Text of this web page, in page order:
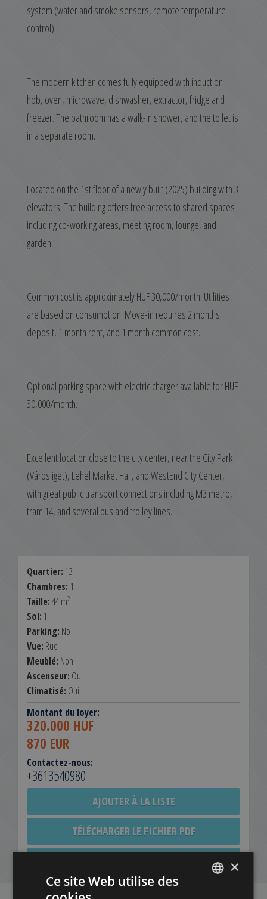
system (water and smoke sensors, remote temperature
control).
The modern kitchen comes fully equipped with induction
hob, oven, microwave, dishwasher, extractor, fridge and
freezer. The bathroom has a walk-in shower, and the toilet is
in a separate room.
Located on the 1st floor of a newly built (2025) building with 3
elevators. The building offers free access to shared spaces
including co-working areas, meeting room, lounge, and
garden.
Common cost is approximately HUF 30,000/month. Utilities
are based on consumption. Move-in requires 2 months
deposit, 1 month rent, and 1 month common cost.
Optional parking space with electric charger available for HUF
30,000/month.
Excellent location close to the city center, near the City Park
(Városliget), Lehel Market Hall, and WestEnd City Center,
with great public transport connections including M3 metro,
tram 14, and several bus and trolley lines.
Quartier: 13
Chambres: 1
Taille:44 m2
Sol: 1
Parking: No
Vue: Rue
Meublé: Non
Ascenseur: Oui
Climatisé: Oui
Montant du loyer:
320.000 HUF
870 EUR
Contactez-nous:
+3613540980
AJOUTER À LA LISTE
TÉLÉCHARGER LE FICHIER PDF
×
Ce site Web utilise des